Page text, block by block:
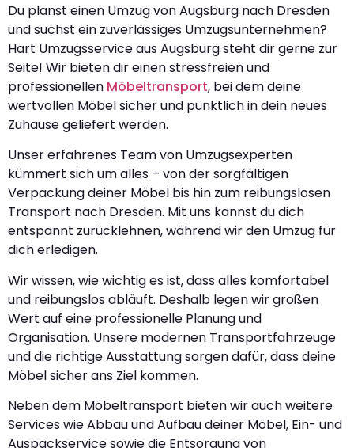
Du planst einen Umzug von Augsburg nach Dresden
und suchst ein zuverlässiges Umzugsunternehmen?
Hart Umzugsservice aus Augsburg steht dir gerne zur
Seite! Wir bieten dir einen stressfreien und
professionellen Möbeltransport, bei dem deine
wertvollen Möbel sicher und pünktlich in dein neues
Zuhause geliefert werden.
Unser erfahrenes Team von Umzugsexperten
kümmert sich um alles – von der sorgfältigen
Verpackung deiner Möbel bis hin zum reibungslosen
Transport nach Dresden. Mit uns kannst du dich
entspannt zurücklehnen, während wir den Umzug für
dich erledigen.
Wir wissen, wie wichtig es ist, dass alles komfortabel
und reibungslos abläuft. Deshalb legen wir großen
Wert auf eine professionelle Planung und
Organisation. Unsere modernen Transportfahrzeuge
und die richtige Ausstattung sorgen dafür, dass deine
Möbel sicher ans Ziel kommen.
Neben dem Möbeltransport bieten wir auch weitere
Services wie Abbau und Aufbau deiner Möbel, Ein- und
Auspackservice sowie die Entsorgung von